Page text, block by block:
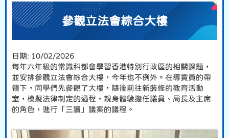
參觀立法會綜合大樓
日期: 10/02/2026
每年六年級的常識科都會學習香港特別行政區的相關課題，
並安排參觀立法會綜合大樓，今年也不例外。在導賞員的帶
領下，同學們先參觀了大樓，隨後前往新裝修的教育活動
室，模擬法律制定的過程，親身體驗擔任議員、局長及主席
的角色，進行「三讀」議案的議程。